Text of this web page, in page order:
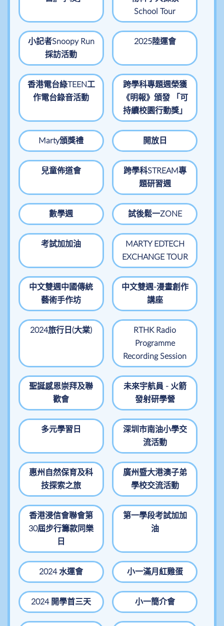
School Tour
小記者Snoopy Run
採訪活動
2025陸運會
香港電台綠TEEN工
作電台錄音活動
跨學科專題週榮獲
《明報》頒發 「可
持續校園行動獎」
Marty頒獎禮 開放日
兒童佈道會
跨學科STREAM專
題研習週
數學週 試後鬆一ZONE
考試加加油
MARTY EDTECH
EXCHANGE TOUR
中文雙週中國傳統
藝術手作坊
中文雙週-漫畫創作
講座
2024旅行日(大棠)
RTHK Radio
Programme
Recording Session
聖誕感恩崇拜及聯
歡會
未來宇航員 - 火箭
發射研學營
多元學習日
深圳市南油小學交
流活動
惠州自然保育及科
技探索之旅
廣州暨大港澳子弟
學校交流活動
香港浸信會聯會第
30屆步行籌款同樂
日
第一學段考試加加
油
2024 水運會 小一滿月紅雞蛋
2024 開學首三天 小一簡介會